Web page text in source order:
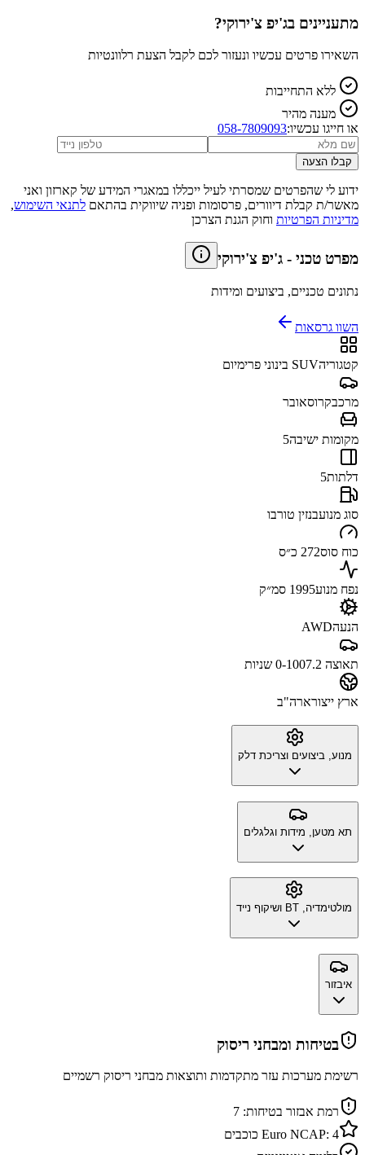
מתעניינים בג'יפ צ'ירוקי?
השאירו פרטים עכשיו ונעזור לכם לקבל הצעת רלוונטיות
ללא התחייבות
מענה מהיר
או חייגו עכשיו:058-7809093
קבלו הצעה
ידוע לי שהפרטים שמסרתי לעיל ייכללו במאגרי המידע של קארזון ואני
מאשר/ת קבלת דיוורים, פרסומות ופניה שיווקית בהתאם לתנאי השימוש,
מדיניות הפרטיות וחוק הגנת הצרכן
מפרט טכני - ג'יפ צ'ירוקי
נתונים טכניים, ביצועים ומידות
השוו גרסאות
קטגוריהSUV בינוני פרימיום
מרכבקרוסאובר
מקומות ישיבה5
דלתות5
סוג מנועבנזין טורבו
כוח סוס272 כ״ס
נפח מנוע1995 סמ״ק
הנעהAWD
תאוצה 0-100 7.2 שניות
ארץ ייצורארה"ב
מנוע, ביצועים וצריכת דלק
תא מטען, מידות וגלגלים
מולטימדיה, BT ושיקוף נייד
איבזור
בטיחות ומבחני ריסוק
רשימת מערכות עזר מתקדמות ותוצאות מבחני ריסוק רשמיים
רמת אבזור בטיחות: 7
Euro NCAP: 4
כוכבים